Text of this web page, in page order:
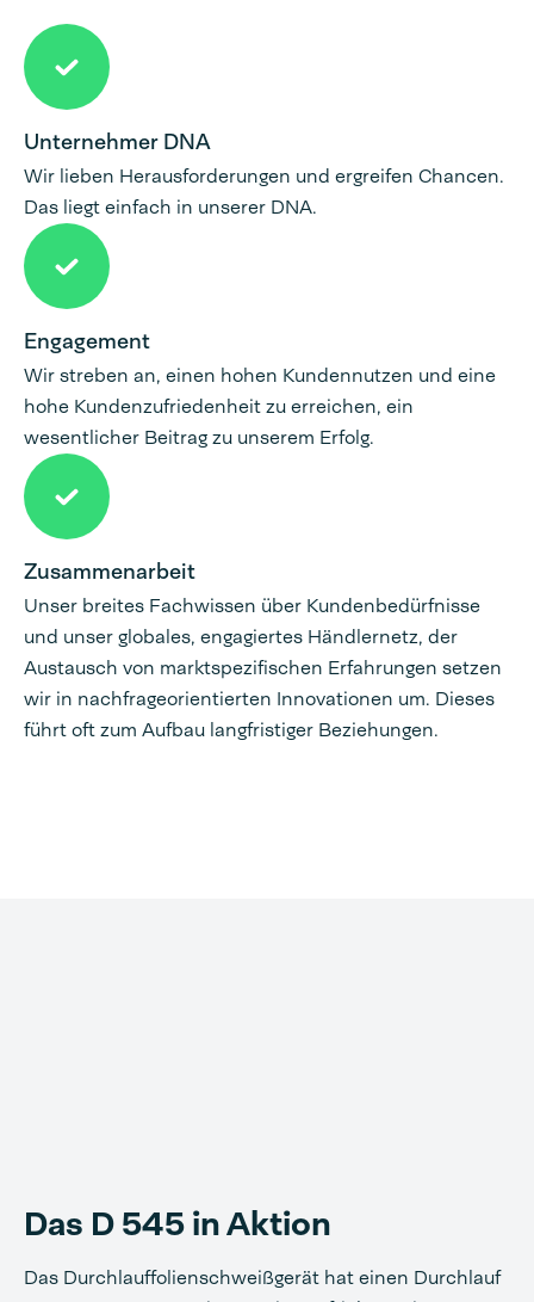
Unternehmer DNA
Wir lieben Herausforderungen und ergreifen Chancen.
Das liegt einfach in unserer DNA.
Engagement
Wir streben an, einen hohen Kundennutzen und eine
hohe Kundenzufriedenheit zu erreichen, ein
wesentlicher Beitrag zu unserem Erfolg.
Zusammenarbeit
Unser breites Fachwissen über Kundenbedürfnisse
und unser globales, engagiertes Händlernetz, der
Austausch von marktspezifischen Erfahrungen setzen
wir in nachfrageorientierten Innovationen um. Dieses
führt oft zum Aufbau langfristiger Beziehungen.
Das D 545 in Aktion
Das Durchlauffolienschweißgerät hat einen Durchlauf